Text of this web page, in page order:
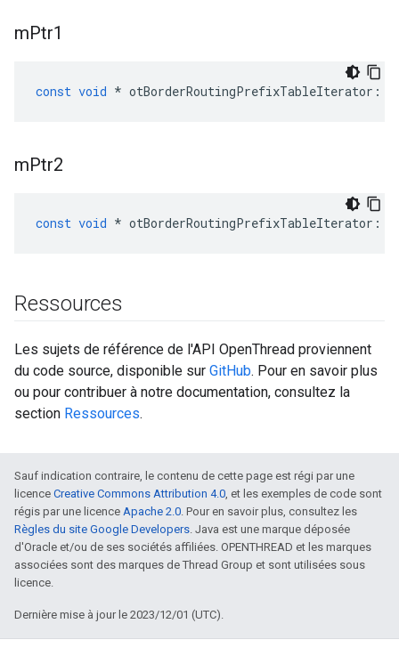
mPtr1
const void * otBorderRoutingPrefixTableIterator ::
mPtr2
const void * otBorderRoutingPrefixTableIterator ::
Ressources
Les sujets de référence de l'API OpenThread proviennent
du code source, disponible sur GitHub. Pour en savoir plus
ou pour contribuer à notre documentation, consultez la
section Ressources.
Sauf indication contraire, le contenu de cette page est régi par une
licence Creative Commons Attribution 4.0, et les exemples de code sont
régis par une licence Apache 2.0. Pour en savoir plus, consultez les
Règles du site Google Developers. Java est une marque déposée
d'Oracle et/ou de ses sociétés affiliées. OPENTHREAD et les marques
associées sont des marques de Thread Group et sont utilisées sous
licence.
Dernière mise à jour le 2023/12/01 (UTC).